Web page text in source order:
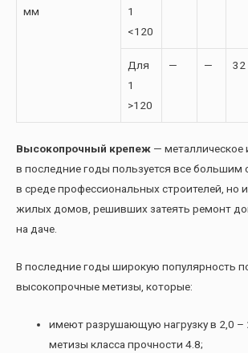
мм
1
<120
Для
1
>120
— — 32
Высокопрочный крепеж — металлическое
в последние годы пользуется все большим
в среде профессиональных строителей, но
жилых домов, решивших затеять ремонт
на даче.
В последние годы широкую популярность
высокопрочные метизы, которые:
имеют разрушающую нагрузку в 2,0 –
метизы класса прочности 4.8;